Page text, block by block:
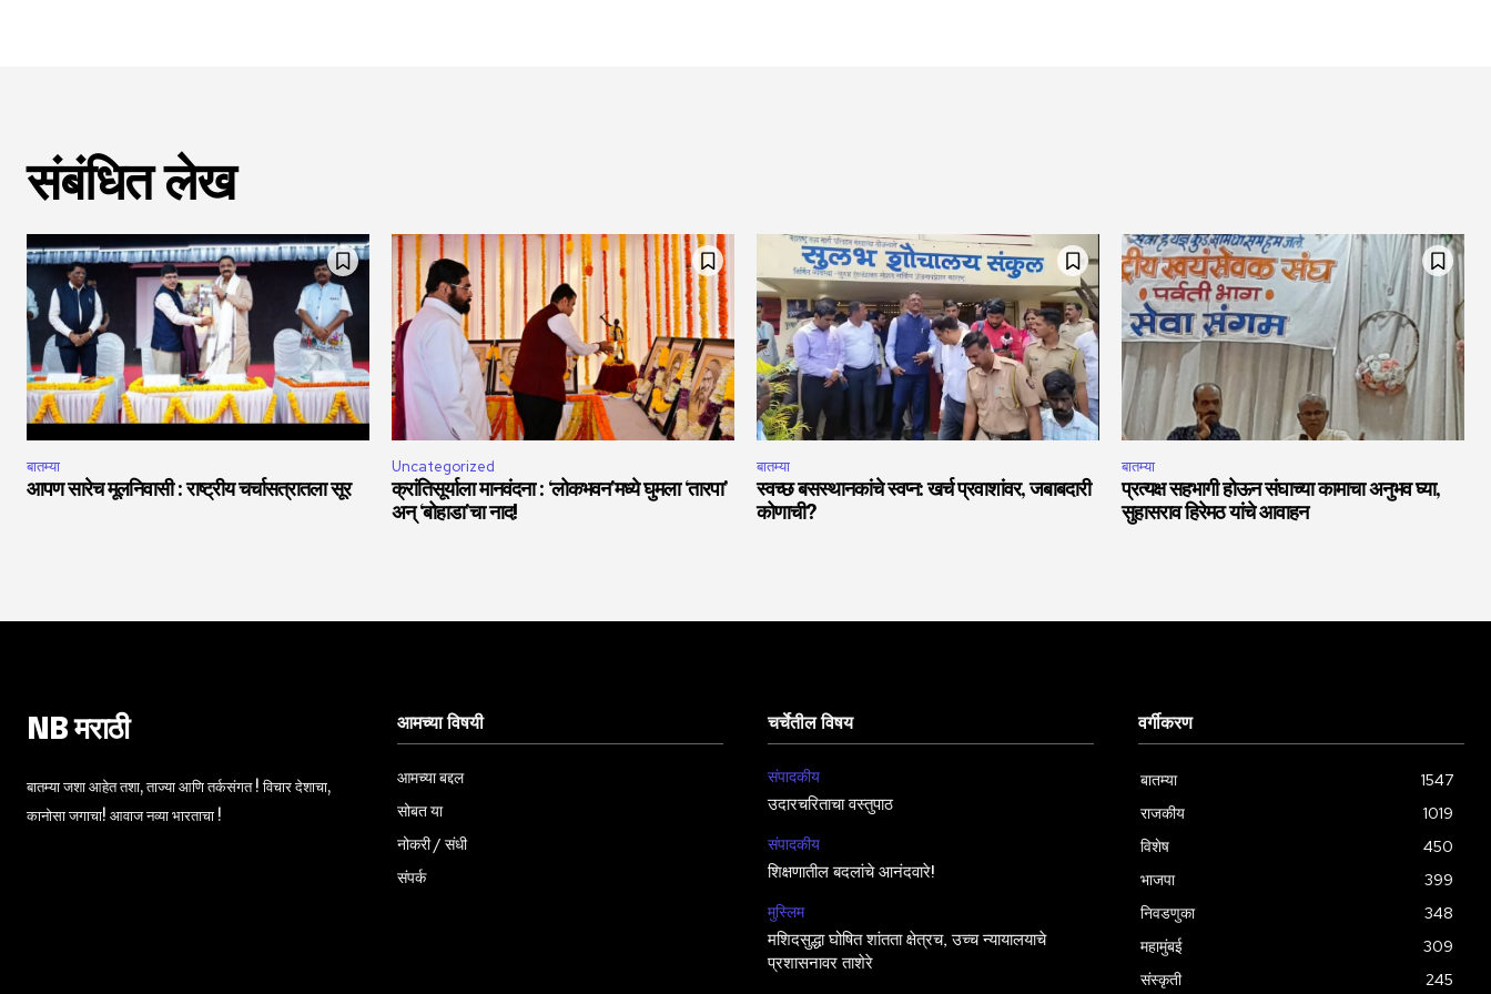
संबंधित लेख
बातम्या
आपण सारेच मूलनिवासी : राष्ट्रीय चर्चासत्रातला सूर
Uncategorized
क्रांतिसूर्याला मानवंदना : ‘लोकभवन’मध्ये घुमला ‘तारपा’
अन् ‘बोहाडा’चा नाद!
बातम्या
स्वच्छ बसस्थानकांचे स्वप्न: खर्च प्रवाशांवर, जबाबदारी
कोणाची?
बातम्या
प्रत्यक्ष सहभागी होऊन संघाच्या कामाचा अनुभव घ्या,
सुहासराव हिरेमठ यांचे आवाहन
NB मराठी
बातम्या जशा आहेत तशा, ताज्या आणि तर्कसंगत ! विचार देशाचा,
कानोसा जगाचा! आवाज नव्या भारताचा !
आमच्या विषयी
आमच्या बद्दल
सोबत या
नोकरी / संधी
संपर्क
चर्चेतील विषय
संपादकीय
उदारचरिताचा वस्तुपाठ
संपादकीय
शिक्षणातील बदलांचे आनंदवारे!
मुस्लिम
मशिदसुद्धा घोषित शांतता क्षेत्रच, उच्च न्यायालयाचे
प्रशासनावर ताशेरे
वर्गीकरण
बातम्या
1547
राजकीय
1019
विशेष
450
भाजपा
399
निवडणुका
348
महामुंबई
309
संस्कृती
245